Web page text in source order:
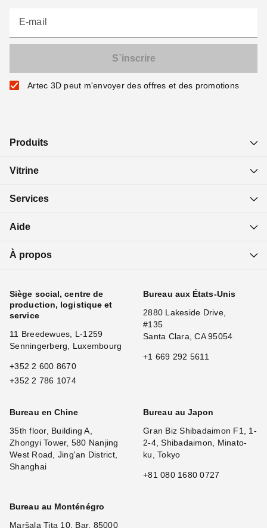
E-mail
Artec 3D peut m'envoyer des offres et des promotions
Produits
Vitrine
Services
Aide
À propos
Siège social, centre de
production, logistique et
service
11 Breedewues, L-1259
Senningerberg, Luxembourg
+352 2 600 8670
+352 2 786 1074
Bureau aux États-Unis
2880 Lakeside Drive,
#135
Santa Clara, CA 95054
+1 669 292 5611
Bureau en Chine
35th floor, Building A,
Zhongyi Tower, 580 Nanjing
West Road, Jing'an District,
Shanghai
Bureau au Japon
Gran Biz Shibadaimon F1, 1-
2-4, Shibadaimon, Minato-
ku, Tokyo
+81 080 1680 0727
Bureau au Monténégro
Maršala Tita 10, Bar, 85000